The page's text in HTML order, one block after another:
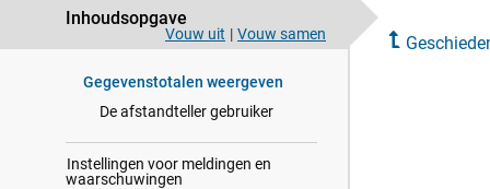
Inhoudsopgave
Vouw uit | Vouw samen
Werken met de geschiedenis
Persoonlijke records
Gegevenstotalen weergeven
De afstandteller gebruiker
Instellingen voor meldingen en
waarschuwingen